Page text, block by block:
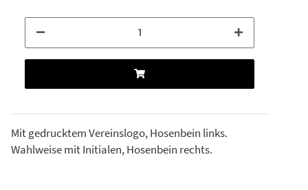
Mit gedrucktem Vereinslogo, Hosenbein links.
Wahlweise mit Initialen, Hosenbein rechts.